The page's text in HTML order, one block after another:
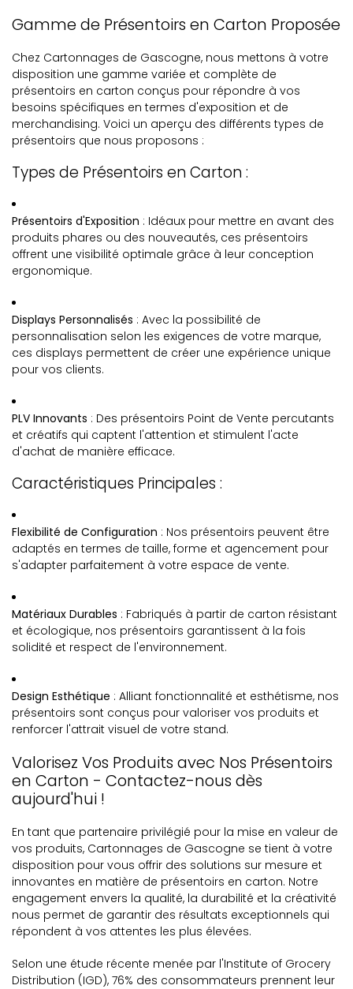
Gamme de Présentoirs en Carton Proposée
Chez Cartonnages de Gascogne, nous mettons à votre
disposition une gamme variée et complète de
présentoirs en carton conçus pour répondre à vos
besoins spécifiques en termes d'exposition et de
merchandising. Voici un aperçu des différents types de
présentoirs que nous proposons :
Types de Présentoirs en Carton :
Présentoirs d'Exposition : Idéaux pour mettre en avant des
produits phares ou des nouveautés, ces présentoirs
offrent une visibilité optimale grâce à leur conception
ergonomique.
Displays Personnalisés : Avec la possibilité de
personnalisation selon les exigences de votre marque,
ces displays permettent de créer une expérience unique
pour vos clients.
PLV Innovants : Des présentoirs Point de Vente percutants
et créatifs qui captent l'attention et stimulent l'acte
d'achat de manière efficace.
Caractéristiques Principales :
Flexibilité de Configuration : Nos présentoirs peuvent être
adaptés en termes de taille, forme et agencement pour
s'adapter parfaitement à votre espace de vente.
Matériaux Durables : Fabriqués à partir de carton résistant
et écologique, nos présentoirs garantissent à la fois
solidité et respect de l'environnement.
Design Esthétique : Alliant fonctionnalité et esthétisme, nos
présentoirs sont conçus pour valoriser vos produits et
renforcer l'attrait visuel de votre stand.
Valorisez Vos Produits avec Nos Présentoirs
en Carton - Contactez-nous dès
aujourd'hui !
En tant que partenaire privilégié pour la mise en valeur de
vos produits, Cartonnages de Gascogne se tient à votre
disposition pour vous offrir des solutions sur mesure et
innovantes en matière de présentoirs en carton. Notre
engagement envers la qualité, la durabilité et la créativité
nous permet de garantir des résultats exceptionnels qui
répondent à vos attentes les plus élevées.
Selon une étude récente menée par l'Institute of Grocery
Distribution (IGD), 76% des consommateurs prennent leur